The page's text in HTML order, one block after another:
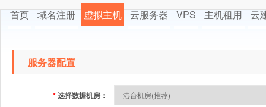
首页 域名注册 虚拟主机 云服务器 VPS 主机租用 云
服务器配置
*选择数据机房：